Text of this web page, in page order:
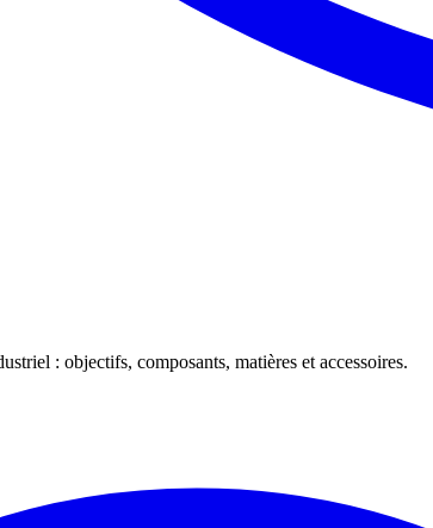
: objectifs, composants, matières et accessoires.